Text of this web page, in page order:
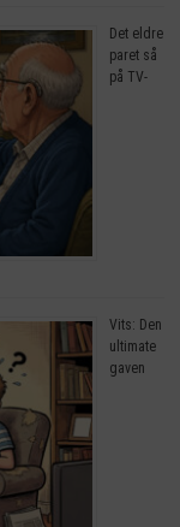
Det eldre
paret så
på TV-
Vits: Den
ultimate
gaven